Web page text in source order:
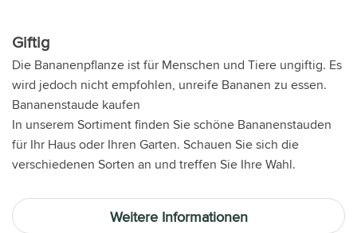
Giftig
Die Bananenpflanze ist für Menschen und Tiere ungiftig. Es
wird jedoch nicht empfohlen, unreife Bananen zu essen.
Bananenstaude kaufen
In unserem Sortiment finden Sie schöne Bananenstauden
für Ihr Haus oder Ihren Garten. Schauen Sie sich die
verschiedenen Sorten an und treffen Sie Ihre Wahl.
Weitere Informationen